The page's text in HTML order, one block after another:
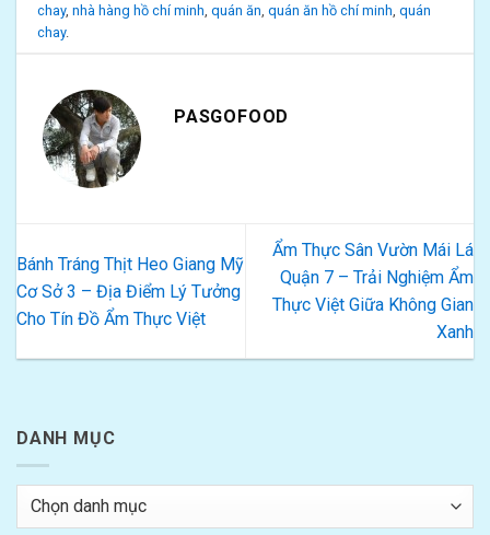
chay,nhà hàng hồ chí minh,quán ăn,quán ăn hồ chí minh,quán
chay.
PASGOFOOD
Bánh Tráng Thịt Heo Giang Mỹ
Cơ Sở 3 – Địa Điểm Lý Tưởng
Cho Tín Đồ Ẩm Thực Việt
Ẩm Thực Sân Vườn Mái Lá
Quận 7 – Trải Nghiệm Ẩm
Thực Việt Giữa Không Gian
Xanh
DANH MỤC
Danh